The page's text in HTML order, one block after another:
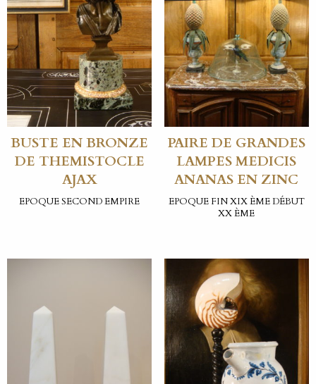
BUSTE EN BRONZE
DE THEMISTOCLE
AJAX
EPOQUE SECOND EMPIRE
PAIRE DE GRANDES
LAMPES MEDICIS
ANANAS EN ZINC
EPOQUE FIN XIX ÈME DÉBUT
XX ÈME